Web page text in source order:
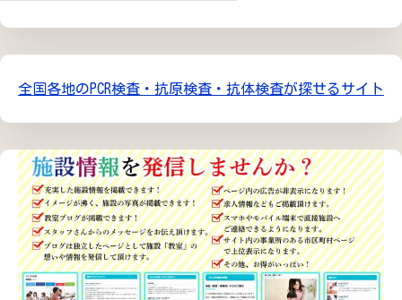
全国各地のPCR検査・抗原検査・抗体検査が探せるサイト